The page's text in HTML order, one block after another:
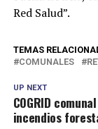
Red Salud”.
TEMAS
COMUNALES
UP NEXT
COGRID
incendios